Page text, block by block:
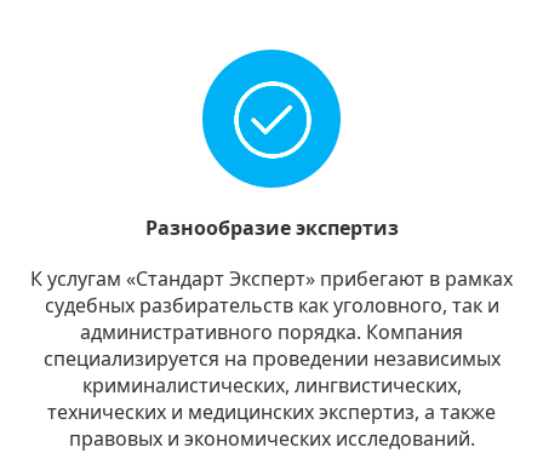
Разнообразие экспертиз
К услугам «Стандарт Эксперт» прибегают в рамках
судебных разбирательств как уголовного, так и
административного порядка. Компания
специализируется на проведении независимых
криминалистических, лингвистических,
технических и медицинских экспертиз, а также
правовых и экономических исследований.